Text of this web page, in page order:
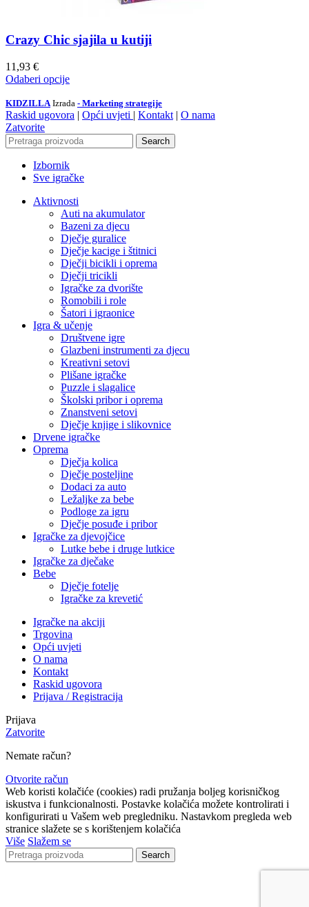
Crazy Chic sjajila u kutiji
11,93 €
Odaberi opcije
KIDZILLA Izrada - Marketing strategije
Raskid ugovora | Opći uvjeti | Kontakt | O nama
Zatvorite
Search
Izbornik
Sve igračke
Aktivnosti
Auti na akumulator
Bazeni za djecu
Dječje guralice
Dječje kacige i štitnici
Dječji bicikli i oprema
Dječji tricikli
Igračke za dvorište
Romobili i role
Šatori i igraonice
Igra & učenje
Društvene igre
Glazbeni instrumenti za djecu
Kreativni setovi
Plišane igračke
Puzzle i slagalice
Školski pribor i oprema
Znanstveni setovi
Dječje knjige i slikovnice
Drvene igračke
Oprema
Dječja kolica
Dječje posteljine
Dodaci za auto
Ležaljke za bebe
Podloge za igru
Dječje posuđe i pribor
Igračke za djevojčice
Lutke bebe i druge lutkice
Igračke za dječake
Bebe
Dječje fotelje
Igračke za krevetić
Igračke na akciji
Trgovina
Opći uvjeti
O nama
Kontakt
Raskid ugovora
Prijava / Registracija
Prijava
Zatvorite
Nemate račun?
Otvorite račun
Web koristi kolačiće (cookies) radi pružanja boljeg korisničkog
iskustva i funkcionalnosti. Postavke kolačića možete kontrolirati i
konfigurirati u Vašem web pregledniku. Nastavkom pregleda web
stranice slažete se s korištenjem kolačića
Više Slažem se
Search
Obavijestit ćemo Vas kada proizvod bude ponovno